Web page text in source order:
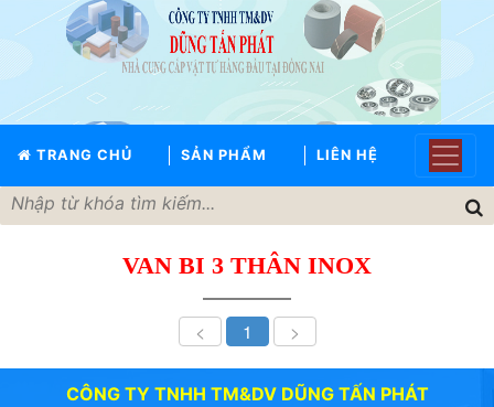
TRANG CHỦ SẢN PHẨM LIÊN HỆ
TRANG
CHỦ
GIỚI
SẢN
PHẨM
VAN BI 3 THÂN INOX
< 1 >
CÔNG TY TNHH TM&DV DŨNG TẤN PHÁT